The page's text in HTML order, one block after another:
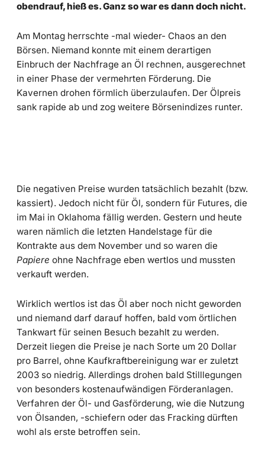
obendrauf, hieß es. Ganz so war es dann doch nicht.
Am Montag herrschte -mal wieder- Chaos an den
Börsen. Niemand konnte mit einem derartigen
Einbruch der Nachfrage an Öl rechnen, ausgerechnet
in einer Phase der vermehrten Förderung. Die
Kavernen drohen förmlich überzulaufen. Der Ölpreis
sank rapide ab und zog weitere Börsenindizes runter.
Die negativen Preise wurden tatsächlich bezahlt (bzw.
kassiert). Jedoch nicht für Öl, sondern für Futures, die
im Mai in Oklahoma fällig werden. Gestern und heute
waren nämlich die letzten Handelstage für die
Kontrakte aus dem November und so waren die
Papiere ohne Nachfrage eben wertlos und mussten
verkauft werden.
Wirklich wertlos ist das Öl aber noch nicht geworden
und niemand darf darauf hoffen, bald vom örtlichen
Tankwart für seinen Besuch bezahlt zu werden.
Derzeit liegen die Preise je nach Sorte um 20 Dollar
pro Barrel, ohne Kaufkraftbereinigung war er zuletzt
2003 so niedrig. Allerdings drohen bald Stilllegungen
von besonders kostenaufwändigen Förderanlagen.
Verfahren der Öl- und Gasförderung, wie die Nutzung
von Ölsanden, -schiefern oder das Fracking dürften
wohl als erste betroffen sein.